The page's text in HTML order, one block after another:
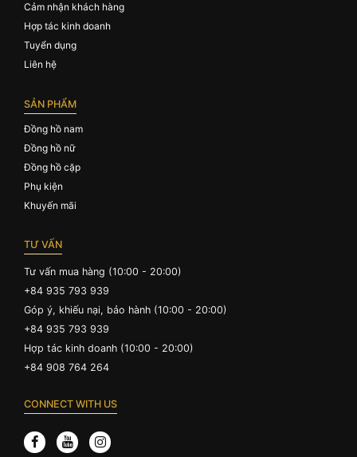
Cảm nhận khách hàng
Hợp tác kinh doanh
Tuyển dụng
Liên hệ
SẢN PHẨM
Đồng hồ nam
Đồng hồ nữ
Đồng hồ cặp
Phụ kiện
Khuyến mãi
TƯ VẤN
Tư vấn mua hàng (10:00 - 20:00)
+84 935 793 939
Góp ý, khiếu nại, bảo hành (10:00 - 20:00)
+84 935 793 939
Hợp tác kinh doanh (10:00 - 20:00)
+84 908 764 264
CONNECT WITH US